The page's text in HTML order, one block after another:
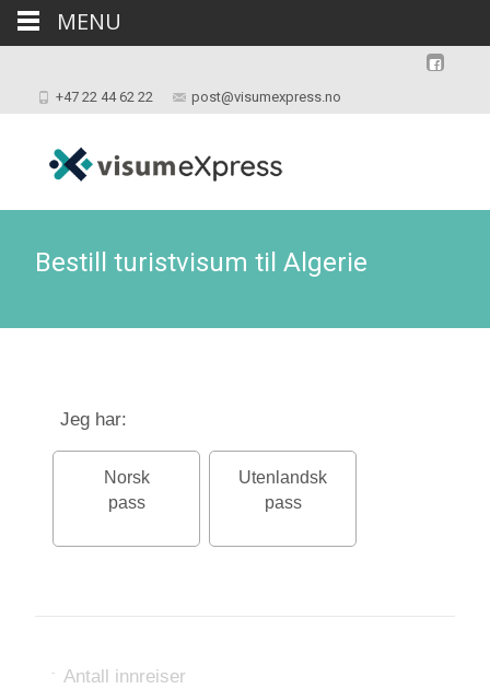
+47 22 44 62 22 post@visumexpress.no
Bestill turistvisum til Algerie
Jeg har:
Norsk
pass
Utenlandsk
pass
- Antall innreiser
MENU